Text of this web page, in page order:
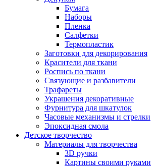
Бумага
Наборы
Пленка
Салфетки
Термопластик
Заготовки для декорирования
Красители для ткани
Роспись по ткани
Связующие и разбавители
Трафареты
Украшения декоративные
Фурнитура для шкатулок
Часовые механизмы и стрелки
Эпоксидная смола
Детское творчество
Материалы для творчества
3D ручки
Картины своими руками